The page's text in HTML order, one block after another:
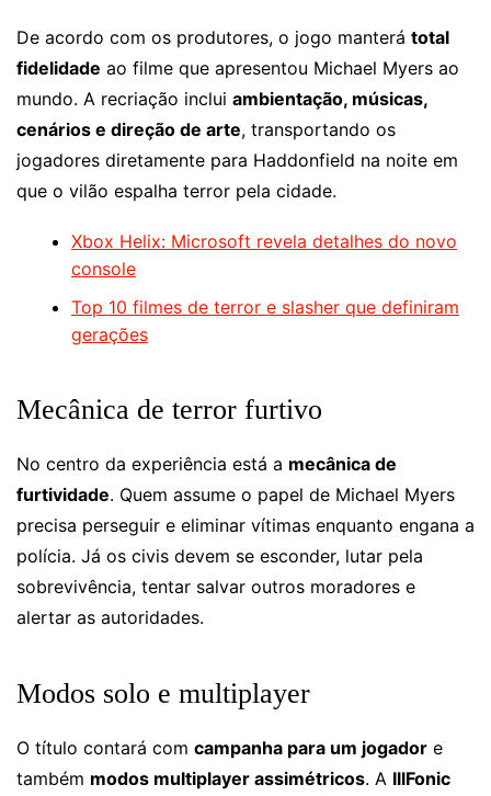
De acordo com os produtores, o jogo manterá total
fidelidade ao filme que apresentou Michael Myers ao
mundo. A recriação inclui ambientação, músicas,
cenários e direção de arte, transportando os
jogadores diretamente para Haddonfield na noite em
que o vilão espalha terror pela cidade.
Xbox Helix: Microsoft revela detalhes do novo
console
Top 10 filmes de terror e slasher que definiram
gerações
Mecânica de terror furtivo
No centro da experiência está a mecânica de
furtividade. Quem assume o papel de Michael Myers
precisa perseguir e eliminar vítimas enquanto engana a
polícia. Já os civis devem se esconder, lutar pela
sobrevivência, tentar salvar outros moradores e
alertar as autoridades.
Modos solo e multiplayer
O título contará com campanha para um jogador e
também modos multiplayer assimétricos. A IllFonic